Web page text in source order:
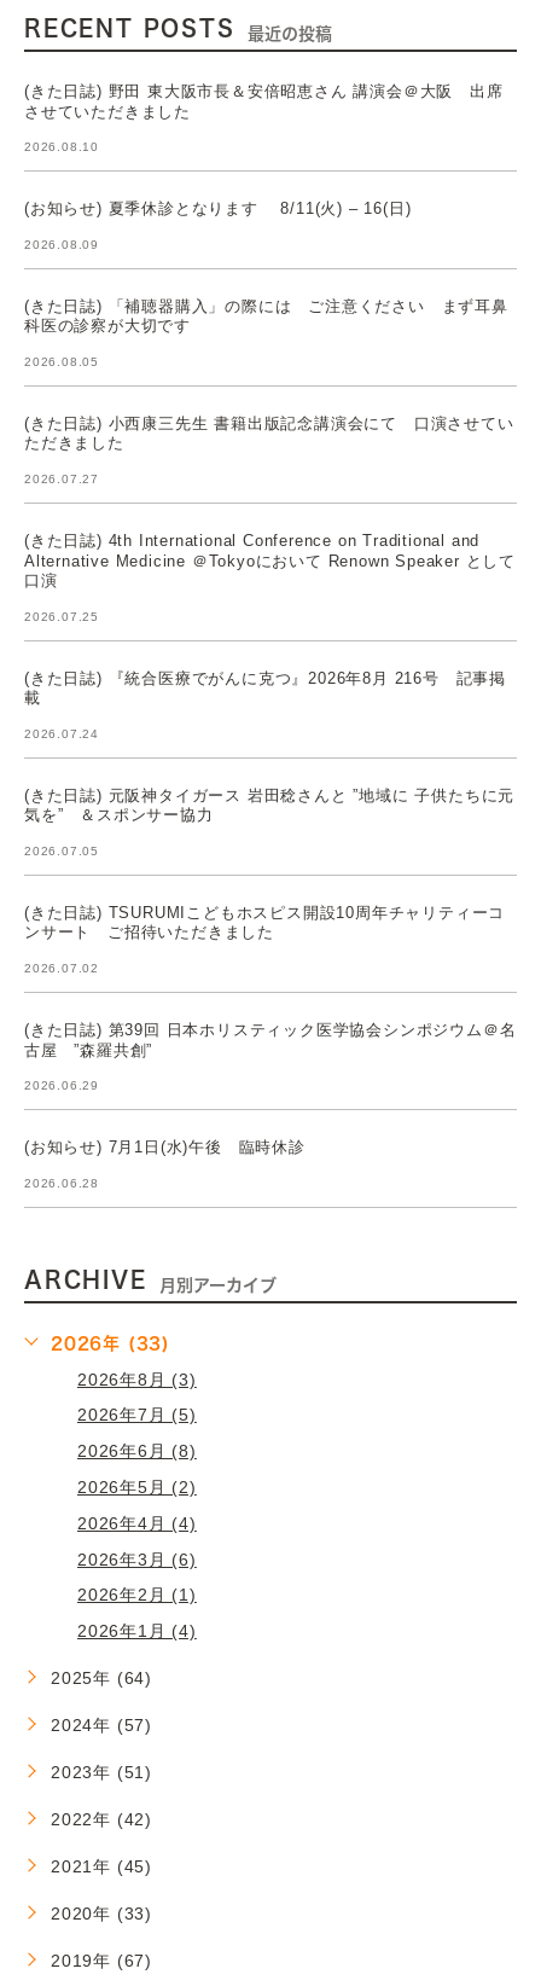
RECENT POSTS 最近の投稿
(きた日誌) 野田 東大阪市長＆安倍昭恵さん 講演会＠大阪 出席
させていただきました
2026.08.10
(お知らせ) 夏季休診となります 8/11(火) – 16(日)
2026.08.09
(きた日誌) 「補聴器購入」の際には ご注意ください まず耳鼻
科医の診察が大切です
2026.08.05
(きた日誌) 小西康三先生 書籍出版記念講演会にて 口演させてい
ただきました
2026.07.27
(きた日誌) 4th International Conference on Traditional and
Alternative Medicine ＠Tokyoにおいて Renown Speaker として
口演
2026.07.25
(きた日誌) 『統合医療でがんに克つ』2026年8月 216号 記事掲
載
2026.07.24
(きた日誌) 元阪神タイガース 岩田稔さんと ”地域に 子供たちに元
気を” ＆スポンサー協力
2026.07.05
(きた日誌) TSURUMIこどもホスピス開設10周年チャリティーコ
ンサート ご招待いただきました
2026.07.02
(きた日誌) 第39回 日本ホリスティック医学協会シンポジウム＠名
古屋 ”森羅共創”
2026.06.29
(お知らせ) 7月1日(水)午後 臨時休診
2026.06.28
ARCHIVE 月別アーカイブ
2026年 (33)
2026年8月 (3)
2026年7月 (5)
2026年6月 (8)
2026年5月 (2)
2026年4月 (4)
2026年3月 (6)
2026年2月 (1)
2026年1月 (4)
2025年 (64)
2024年 (57)
2023年 (51)
2022年 (42)
2021年 (45)
2020年 (33)
2019年 (67)